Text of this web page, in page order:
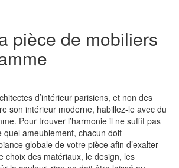
pièce de mobiliers
d’intérieur parisiens, et non des
son intérieur moderne, habillez-le avec du
. Pour trouver l’harmonie il ne suffit pas
quel ameublement, chacun doit
globale de votre pièce afin d’exalter
choix des matériaux, le design, les